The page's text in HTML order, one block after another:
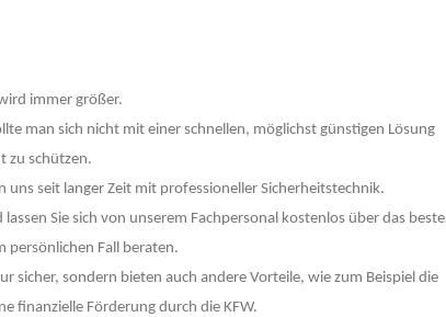
immer größer.
man sich nicht mit einer schnellen, möglichst günstigen Lösung
zu schützen.
seit langer Zeit mit professioneller Sicherheitstechnik.
Sie sich von unserem Fachpersonal kostenlos über das beste
persönlichen Fall beraten.
sicher, sondern bieten auch andere Vorteile, wie zum Beispiel die
finanzielle Förderung durch die KFW.